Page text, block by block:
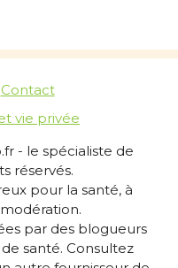
Contact
vie privée
- le spécialiste de
réservés.
pour la santé, à
par des blogueurs
santé. Consultez